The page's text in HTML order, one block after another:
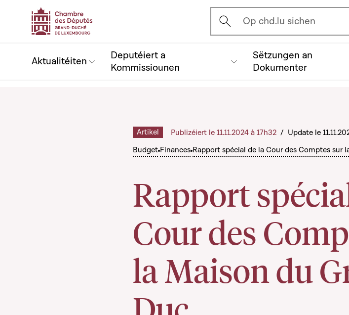
Ouvrir l'écran de recherche
Op chd.lu sichen
Aktualitéiten
Deputéiert a
Kommissiounen
Sëtzungen an
Dokumenter
Budget Finances Rapport spécial de la Cour des Comptes sur
Rapport
Cour des
la Maison du
Artikel Publizéiert le 11.11.2024 à 17h32 / Update le